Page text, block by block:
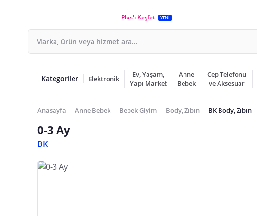
Plus'ı Keşfet YENİ
Kategoriler Elektronik
Ev, Yaşam,
Yapı Market
Anne
Bebek
Cep Telefonu
ve Aksesuar
Anasayfa Anne Bebek Bebek Giyim Body, Zıbın BK Body, Zıbın
0-3 Ay
BK